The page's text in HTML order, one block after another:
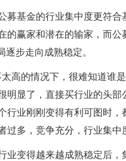
募基金的行业集中度更符
的赢家和潜在的输家，而
逐步走向成熟稳定。
高的情况下，很难知道谁
明显了，直接买行业的头
行业刚刚变得有利可图时
过多，竞争充分，行业集中
业变得越来越成熟稳定后